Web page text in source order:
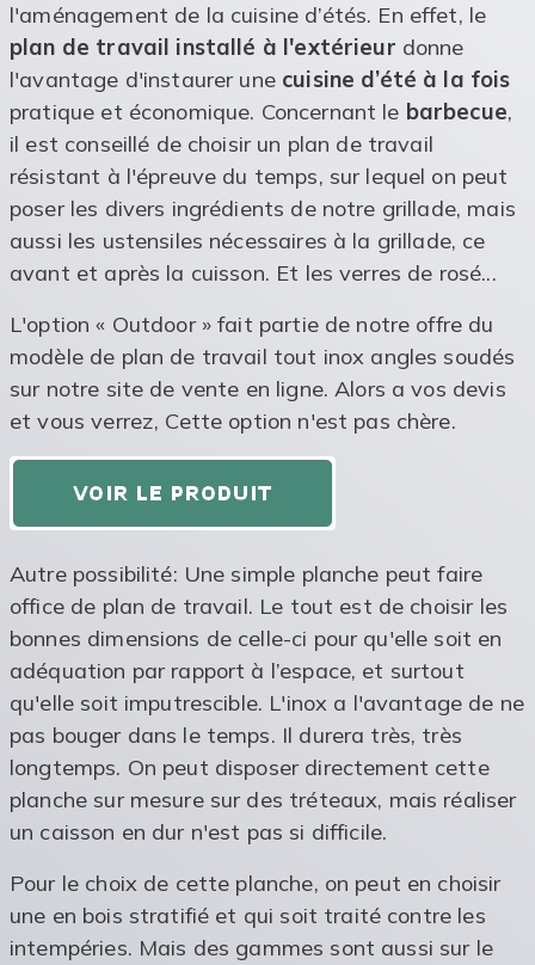
l'aménagement de la cuisine d’étés. En effet, le
plan de travail installé à l'extérieur donne
l'avantage d'instaurer une cuisine d’été à la fois
pratique et économique. Concernant le barbecue,
il est conseillé de choisir un plan de travail
résistant à l'épreuve du temps, sur lequel on peut
poser les divers ingrédients de notre grillade, mais
aussi les ustensiles nécessaires à la grillade, ce
avant et après la cuisson. Et les verres de rosé...
L'option « Outdoor » fait partie de notre offre du
modèle de plan de travail tout inox angles soudés
sur notre site de vente en ligne. Alors a vos devis
et vous verrez, Cette option n'est pas chère.
Autre possibilité: Une simple planche peut faire
office de plan de travail. Le tout est de choisir les
bonnes dimensions de celle-ci pour qu'elle soit en
adéquation par rapport à l’espace, et surtout
qu'elle soit imputrescible. L'inox a l'avantage de ne
pas bouger dans le temps. Il durera très, très
longtemps. On peut disposer directement cette
planche sur mesure sur des tréteaux, mais réaliser
un caisson en dur n'est pas si difficile.
Pour le choix de cette planche, on peut en choisir
une en bois stratifié et qui soit traité contre les
intempéries. Mais des gammes sont aussi sur le